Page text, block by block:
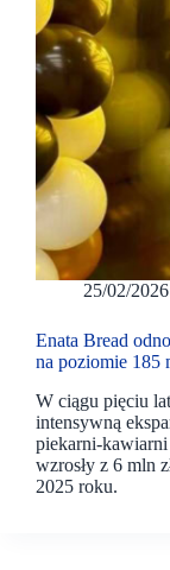
25/02/2026
Enata Bread
na poziomie 185
W ciągu pięciu
intensywną
piekarni-kawiarni
wzrosły z 6 mln
2025 roku.